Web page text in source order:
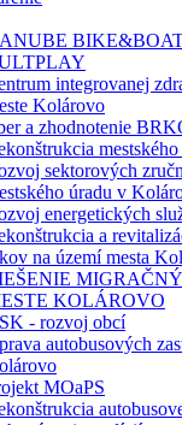
integrovanej
Kolárovo
a zhodnotenie
sektorových
úradu v
energetických
a
na území mesta
KOLÁROVO
- rozvoj obcí
autobusových
MOaPS